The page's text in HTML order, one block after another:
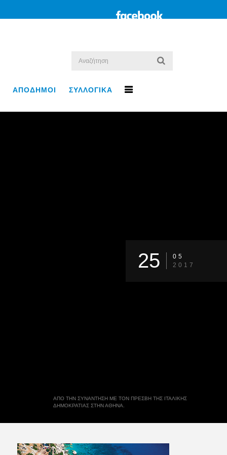
ΑΠΟΔΗΜΟΙ ΣΥΛΛΟΓΙΚΑ
ΑΠΌ ΤΗΝ ΣΥΝΆΝΤΗΣΗ ΜΕ ΤΟΝ ΠΡΈΣΒΗ ΤΗΣ ΙΤΑΛΙΚΉΣ
ΔΗΜΟΚΡΑΤΊΑΣ ΣΤΗΝ ΑΘΉΝΑ.
25
05
2017